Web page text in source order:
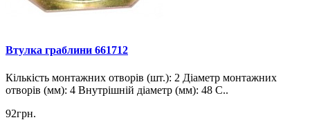
Втулка граблини 661712
Кількість монтажних отворів (шт.): 2 Діаметр монтажних
отворів (мм): 4 Внутрішній діаметр (мм): 48 C..
92грн.